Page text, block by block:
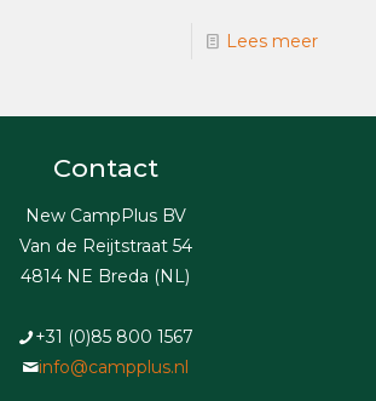
Lees meer
Contact
New CampPlus BV
Van de Reijtstraat 54
4814 NE Breda (NL)
+31 (0)85 800 1567
info@campplus.nl